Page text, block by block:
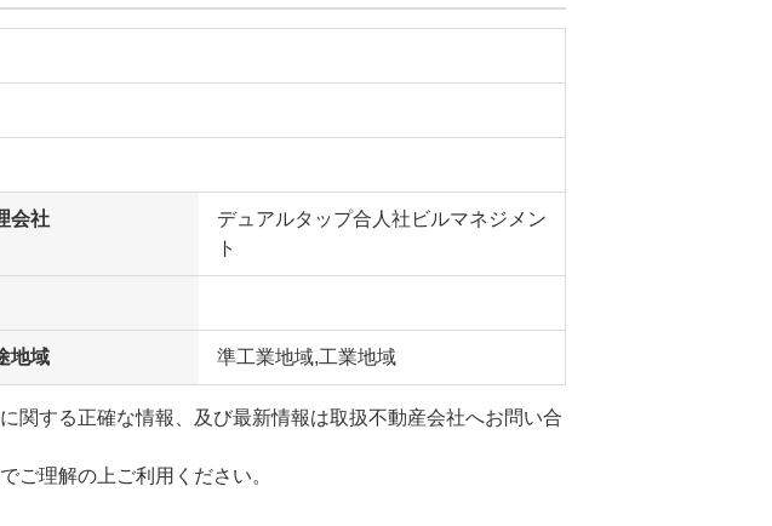
会社
デュアルタップ合人社ビルマネジメン
ト
地域 準工業地域,工業地域
関する正確な情報、及び最新情報は取扱不動産会社へお問い合
ご理解の上ご利用ください。